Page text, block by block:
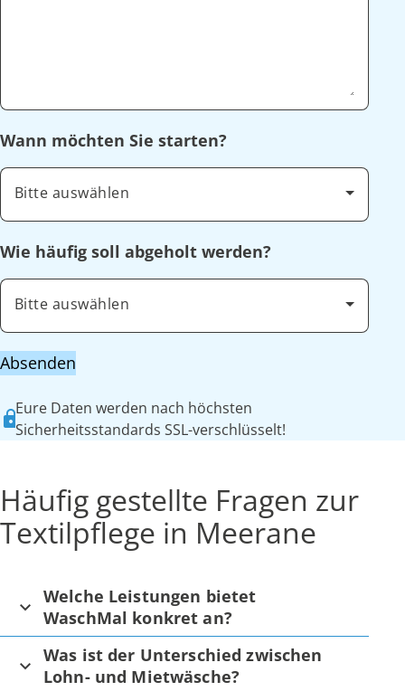
Wann möchten Sie starten?
Bitte auswählen
Wie häufig soll abgeholt werden?
Bitte auswählen
Absenden
Eure Daten werden nach höchsten
Sicherheitsstandards SSL-verschlüsselt!
Häufig gestellte Fragen zur
Textilpflege in Meerane
Welche Leistungen bietet
WaschMal konkret an?
Was ist der Unterschied zwischen
Lohn- und Mietwäsche?